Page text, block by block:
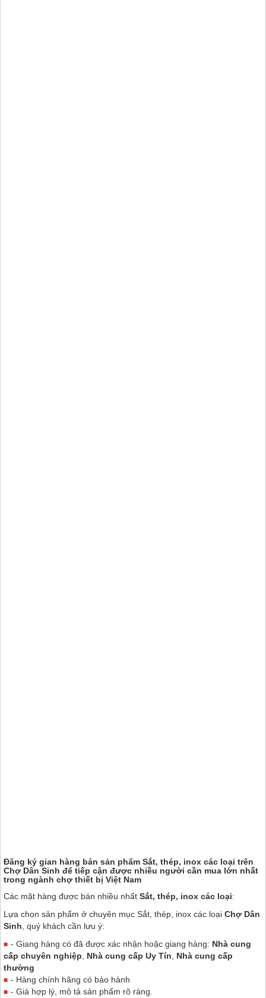
Đăng ký gian hàng bán sản phẩm Sắt, thép, inox các loại trên
Chợ Dân Sinh để tiếp cận được nhiều người cần mua lớn nhất
trong ngành chợ thiết bị Việt Nam
Các mặt hàng được bán nhiều nhất Sắt, thép, inox các loại:
Lựa chọn sản phẩm ở chuyên mục Sắt, thép, inox các loại Chợ Dân
Sinh, quý khách cần lưu ý:
- Giang hàng có đã được xác nhận hoặc giang hàng: Nhà cung
cấp chuyên nghiệp, Nhà cung cấp Uy Tín, Nhà cung cấp
thường
- Hàng chính hãng có bảo hành
- Giá hợp lý, mô tả sản phẩm rõ ràng.